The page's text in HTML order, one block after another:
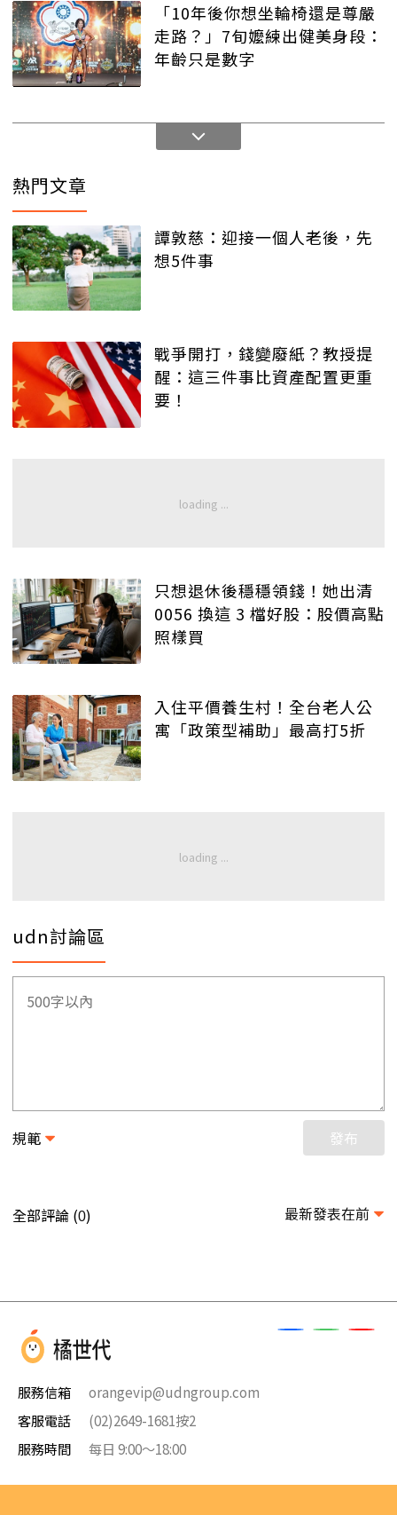
「10年後你想坐輪椅還是尊嚴
走路？」7旬嬤練出健美身段：
年齡只是數字
熱門文章
譚敦慈：迎接一個人老後，先
想5件事
戰爭開打，錢變廢紙？教授提
醒：這三件事比資產配置更重
要！
只想退休後穩穩領錢！她出清
0056 換這 3 檔好股：股價高點
照樣買
入住平價養生村！全台老人公
寓「政策型補助」最高打5折
udn討論區
規範 發布
全部評論 (0) 最新發表在前
服務信箱
orangevip@udngroup.com
客服電話
(02)2649-1681按2
服務時間
每日 9:00～18:00